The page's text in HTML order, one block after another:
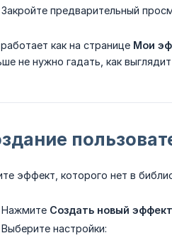
Закройте предварительный
как на странице Мои
не нужно гадать, как
эффект, которого нет в
Нажмите Создать новый эффект
Выберите настройки: